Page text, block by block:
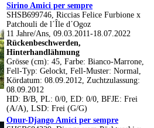
Sirino Amici per sempre
SHSB699746, Riccias Felice Furbione x
Patchouli de l´Île d´Ogoz
11 Jahre/Ans, 09.03.2011-18.07.2022
Rückenbeschwerden,
Hinterhandlähmung
Grösse (cm): 45, Farbe: Bianco-Marrone,
Fell-Typ: Gelockt, Fell-Muster: Normal,
Kördatum: 08.09.2012, Zuchtzulassung:
08.09.2012
HD: B/B, PL: 0/0, ED: 0/0, BFJE: Frei
(A/A), LSD: Frei (G/G)
Onur-Django Amici per sempre